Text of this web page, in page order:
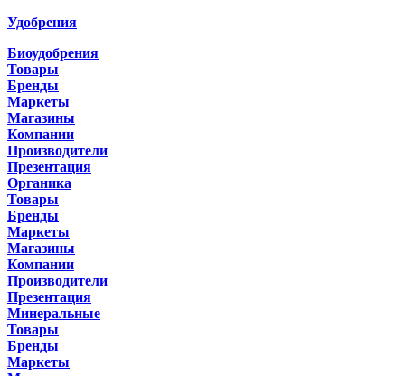
Удобрения
Биоудобрения
Товары
Бренды
Маркеты
Магазины
Компании
Производители
Презентация
Органика
Товары
Бренды
Маркеты
Магазины
Компании
Производители
Презентация
Минеральные
Товары
Бренды
Маркеты